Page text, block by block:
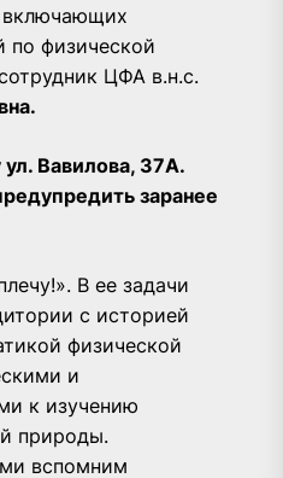
включающих
по физической
ЦФА в.н.с.
Вавилова, 37А.
заранее
В ее задачи
с историей
физической
и
к изучению
природы.
вспомним